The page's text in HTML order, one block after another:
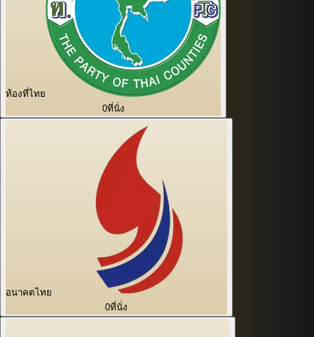
ท้องที่ไทย
0ที่นั่ง
อนาคตไทย
0ที่นั่ง